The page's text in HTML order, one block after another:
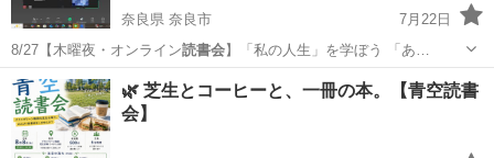
奈良県 奈良市
7月22日
8/27【木曜夜・オンライン読書会 】「私の人生」を学ぼう 「あ…
奈良 奈良市 その他
🌿 芝生とコーヒーと、一冊の本。【青空読書
会】